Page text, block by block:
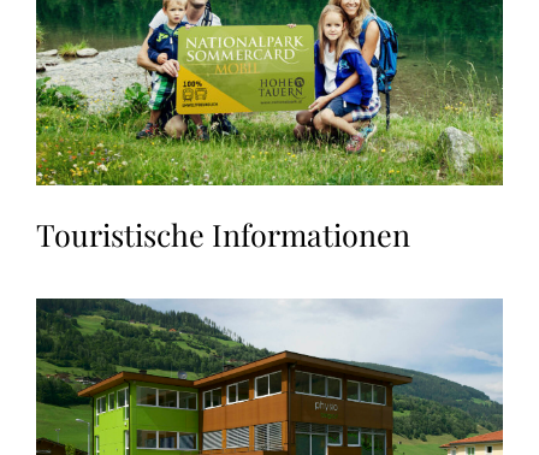
Touristische Informationen